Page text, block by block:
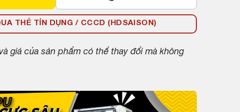
THẺ TÍN DỤNG / CCCD (HDSAISON)
giá của sản phẩm có thể thay đổi mà không